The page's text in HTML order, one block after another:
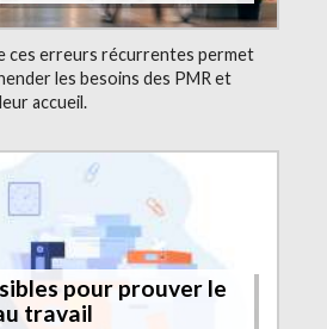
ces erreurs récurrentes permet
les besoins des PMR et
accueil.
pour prouver le
travail